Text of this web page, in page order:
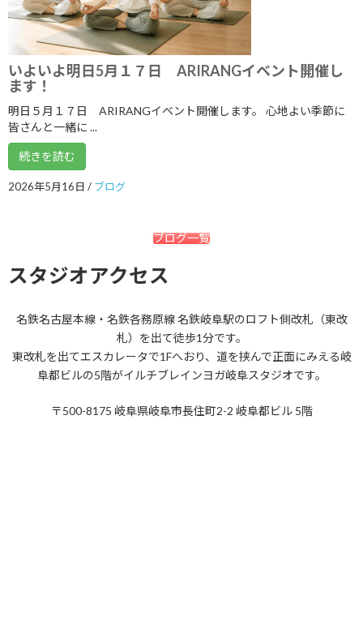
2018年8月
2018年7月
2018年6月
2018年4月
2018年3月
2018年2月
2017年11月
2017年8月
いよいよ明日5月１７日 ARIRANGイベント開催し
ます！
明日５月１７日 ARIRANGイベント開催します。 心地よい季節に
皆さんと一緒に ...
続きを読む
2026年5月16日 / ブログ
ブログ一覧
スタジオアクセス
名鉄名古屋本線・名鉄各務原線 名鉄岐阜駅のロフト側改札（東改
札）を出て徒歩1分です。
東改札を出てエスカレータで1Fへおり、道を挟んで正面にみえる岐
阜都ビルの5階がイルチブレインヨガ岐阜スタジオです。
〒500-8175 岐阜県岐阜市長住町2-2 岐阜都ビル 5階